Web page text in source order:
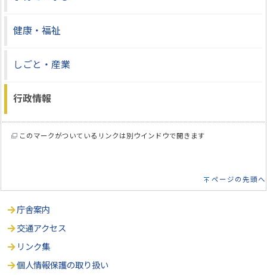
健康・福祉
しごと・産業
行政情報
このマークがついているリンクは別ウインドウで開きます
ページの先頭へ
庁舎案内
交通アクセス
リンク集
個人情報保護の取り扱い